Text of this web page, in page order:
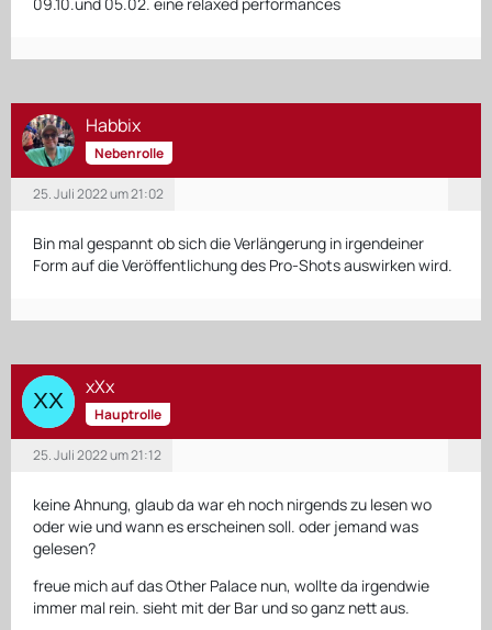
Habbix
Nebenrolle
25. Juli 2022 um 21:02
Bin mal gespannt ob sich die Verlängerung in irgendeiner
Form auf die Veröffentlichung des Pro-Shots auswirken wird.
xXx
Hauptrolle
25. Juli 2022 um 21:12
keine Ahnung, glaub da war eh noch nirgends zu lesen wo
oder wie und wann es erscheinen soll. oder jemand was
gelesen?
freue mich auf das Other Palace nun, wollte da irgendwie
immer mal rein. sieht mit der Bar und so ganz nett aus.